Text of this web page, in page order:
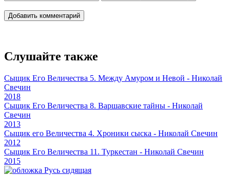
Добавить комментарий
Слушайте также
Сыщик Его Величества 5. Между Амуром и Невой - Николай
Свечин
2018
Сыщик Его Величества 8. Варшавские тайны - Николай
Свечин
2013
Сыщик его Величества 4. Хроники сыска - Николай Свечин
2012
Сыщик Его Величества 11. Туркестан - Николай Свечин
2015